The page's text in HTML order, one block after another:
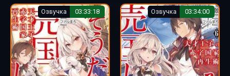
Озвучка 03:33:18 Озвучка 03:34:00